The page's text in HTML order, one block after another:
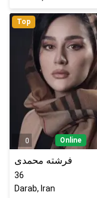
Top
0 Online
فرشته محمدی
36
Darab, Iran